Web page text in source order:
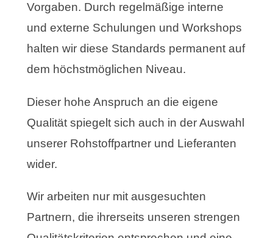
Vorgaben. Durch regelmäßige interne
und externe Schulungen und Workshops
halten wir diese Standards permanent auf
dem höchstmöglichen Niveau.
Dieser hohe Anspruch an die eigene
Qualität spiegelt sich auch in der Auswahl
unserer Rohstoffpartner und Lieferanten
wider.
Wir arbeiten nur mit ausgesuchten
Partnern, die ihrerseits unseren strengen